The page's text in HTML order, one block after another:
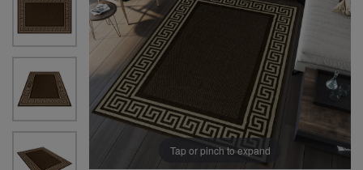
Tap or pinch to expand